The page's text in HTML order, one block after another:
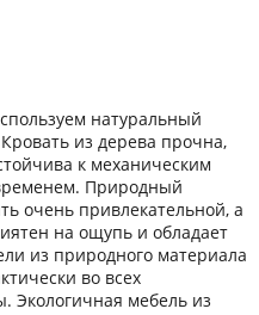
натуральный
из дерева прочна,
к механическим
Природный
очень привлекательной, а
на ощупь и обладает
из природного материала
во всех
Экологичная мебель из